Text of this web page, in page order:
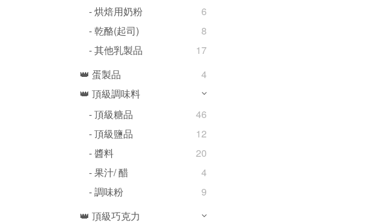
- 烘焙用奶粉
6
- 乾酪(起司)
8
- 其他乳製品
17
👑 蛋製品
4
👑 頂級調味料
- 頂級糖品
46
- 頂級鹽品
12
- 醬料
20
- 果汁/ 醋
4
- 調味粉
9
👑 頂級巧克力